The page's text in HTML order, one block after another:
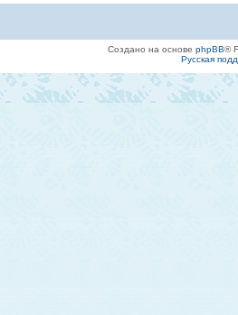
Создано на основе phpBB®
Русская